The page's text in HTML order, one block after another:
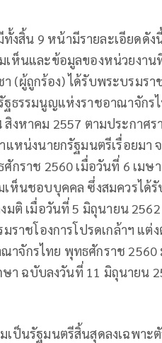
สิ้น 9 หน้ามีรายละเอียดดัง
เห็นและข้อมูลของหน่วยงาน
(ผู้ถูกร้อง) ได้รับพระบรมรา
ฐธรรมนูญแห่งราชอาณาจักร
งหาคม 2557 ตามประกาศ
หน่งนายกรัฐมนตรีเรื่อยมา
ราช 2560 เมื่อวันที่ 6 เมษ
ห็นชอบบุคคล ซึ่งสมควรได้รั
มติ เมื่อวันที่ 5 มิถุนายน
าชโองการโปรดเกล้าฯ แต่ง
จักรไทย พุทธศักราช 2560
า ฉบับลงวันที่ 11 มิถุนายน
ป็นรัฐมนตรีสิ้นสุดลงเฉพาะ